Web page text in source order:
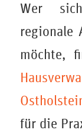
Wer
regionale
möchte,
für die